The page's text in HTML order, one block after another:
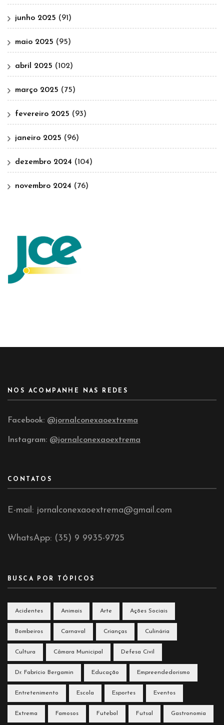
junho 2025 (91)
maio 2025 (95)
abril 2025 (102)
março 2025 (75)
fevereiro 2025 (93)
janeiro 2025 (96)
dezembro 2024 (104)
novembro 2024 (76)
NOS ACOMPANHE NAS REDES
Facebook: @jornalconexaoextrema
Instagram: @jornalconexaoextrema
CONTATOS
E-mail: jornalconexaoextrema@gmail.com
WhatsApp: (35) 9 9935-9725
BUSCA POR TÓPICOS
Acidentes Animais Arte Ações Sociais
Bombeiros Carnaval Crianças Culinária
Cultura Câmara Municipal Defesa Civil
Dr. Fabrício Bergamin Educação Empreendedorismo
Entretenimento Escola Esportes Eventos
Extrema Famosos Futebol Futsal Gastronomia